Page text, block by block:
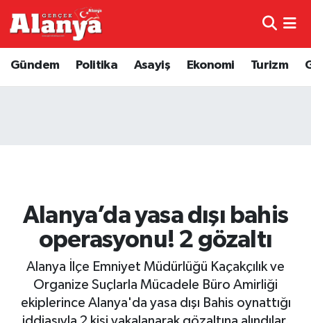
Gündem Politika Asayiş Ekonomi Turizm
Alanya’da yasa dışı bahis
operasyonu! 2 gözaltı
Alanya İlçe Emniyet Müdürlüğü Kaçakçılık ve
Organize Suçlarla Mücadele Büro Amirliği
ekiplerince Alanya'da yasa dışı Bahis oynattığı
Genel
Dünya
Ekonomi
Trafik Durumu
Haber Arşivi